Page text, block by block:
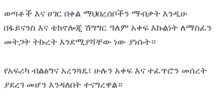
ወጣቶች እና ሀገር በቀል ማህበረሰቦችን ማብቃት እንዲሁ
በፋይናንስ እና ቴክኖሎጂ ሽግግር ዓለም አቀፍ እኩልነት ለማስፈን
መትጋት ትኩረት እንደሚያሻቸው ነው ያነሱት።
የአፍሪካ ብልፅግና አረንጓዴ፣ ሁሉን አቀፍ እና ተፈጥሮን መሰረት
ያደረገ መሆን እንዳለበት ተናግረዋል።